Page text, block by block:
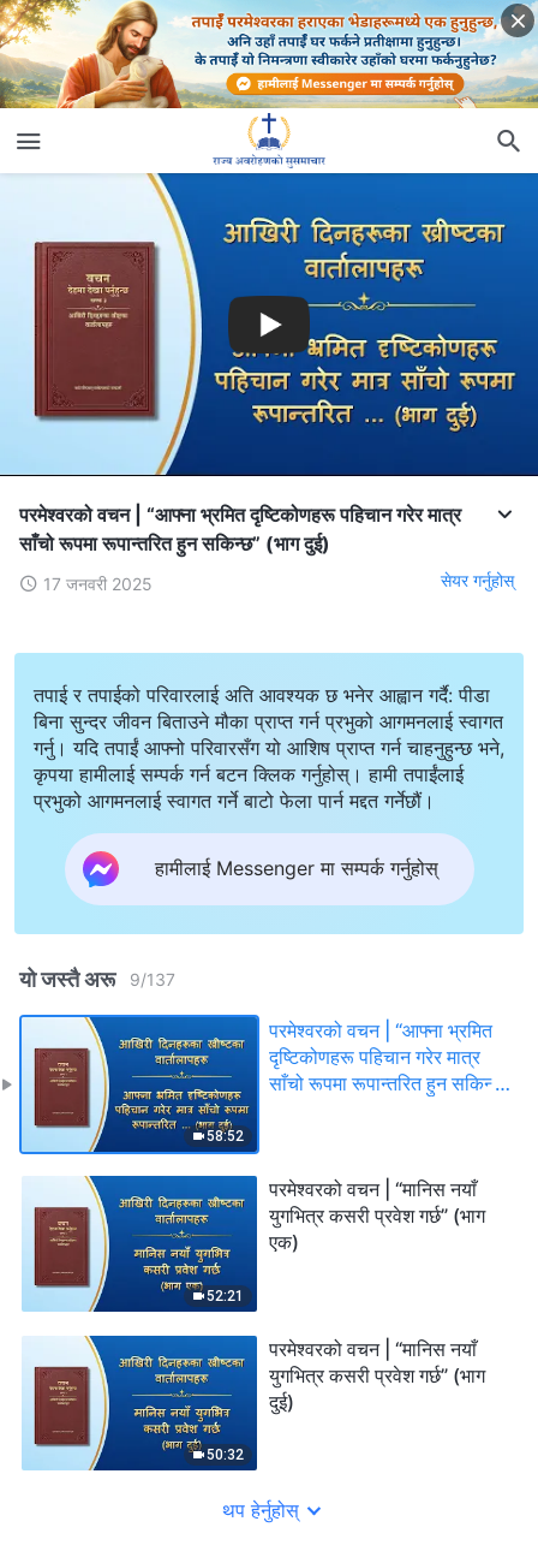
परमेश्‍वरको वचन | “आफ्ना भ्रमित दृष्टिकोणहरू पहिचान गरेर मात्र
साँचो रूपमा रूपान्तरित हुन सकिन्छ” (भाग दुई)
17 जनवरी 2025 सेयर गर्नुहोस्
तपाई र तपाईको परिवारलाई अति आवश्यक छ भनेर आह्वान गर्दै: पीडा
बिना सुन्दर जीवन बिताउने मौका प्राप्त गर्न प्रभुको आगमनलाई स्वागत
गर्नु। यदि तपाईं आफ्नो परिवारसँग यो आशिष प्राप्त गर्न चाहनुहुन्छ भने,
कृपया हामीलाई सम्पर्क गर्न बटन क्लिक गर्नुहोस्। हामी तपाईंलाई
प्रभुको आगमनलाई स्वागत गर्ने बाटो फेला पार्न मद्दत गर्नेछौं।
हामीलाई Messenger मा सम्पर्क गर्नुहोस्
यो जस्तै अरू 9/137
58:52
परमेश्‍वरको वचन | “आफ्ना भ्रमित
दृष्टिकोणहरू पहिचान गरेर मात्र
साँचो रूपमा रूपान्तरित हुन सकिन्छ”
52:21
परमेश्‍वरको वचन | “मानिस नयाँ
युगभित्र कसरी प्रवेश गर्छ” (भाग
एक)
50:32
परमेश्‍वरको वचन | “मानिस नयाँ
युगभित्र कसरी प्रवेश गर्छ” (भाग
दुई)
थप हेर्नुहोस्